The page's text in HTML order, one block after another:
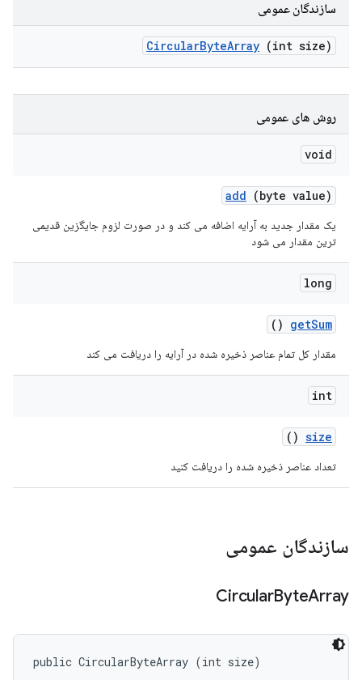
سازندگان عمومی
CircularByteArray (int size)
روش های عمومی
void
add (byte value)
یک مقدار جدید به آرایه اضافه می کند و در صورت لزوم جایگزین قدیمی
ترین مقدار می شود
long
getSum
()
مقدار کل تمام عناصر ذخیره شده در آرایه را دریافت می کند
int
size
()
تعداد عناصر ذخیره شده را دریافت کنید
سازندگان عمومی
CircularByteArray
public CircularByteArray (int size)